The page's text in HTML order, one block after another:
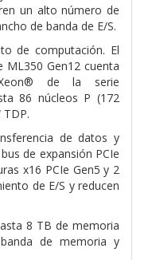
un alto número de
de banda de E/S.
de computación. El
ML350 Gen12 cuenta
de la serie
86 núcleos P (172
de datos y
de expansión PCIe
x16 PCIe Gen5 y 2
de E/S y reducen
8 TB de memoria
de memoria y